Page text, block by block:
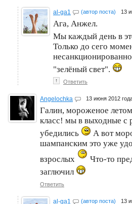
al-ga1 (автор поста) 13
Ага, Анжел.
Мы каждый день в
Только до сего
"зелёный свет".
↑ Ответить
Angelochka 13 июня 2012
Галин, мороженое
класс! мы в выходные с
убедились
А вот
шампанским это уже
взрослых
Что-то
заглючил
Ответить
al-ga1 (автор поста) 13